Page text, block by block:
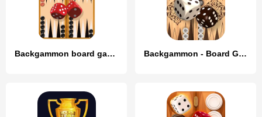
Backgammon board game - Tavla Backgammon - Board Game